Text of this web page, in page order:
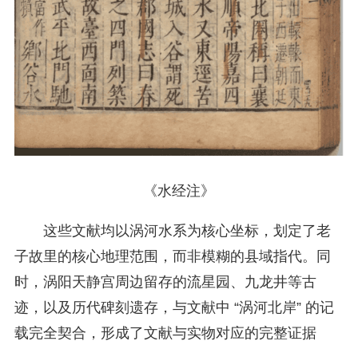
《水经注》
这些文献均以涡河水系为核心坐标，划定了老
子故里的核心地理范围，而非模糊的县域指代。同
时，涡阳天静宫周边留存的流星园、九龙井等古
迹，以及历代碑刻遗存，与文献中 “涡河北岸” 的记
载完全契合，形成了文献与实物对应的完整证据